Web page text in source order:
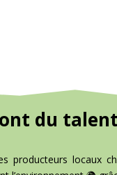
du talent
producteurs locaux